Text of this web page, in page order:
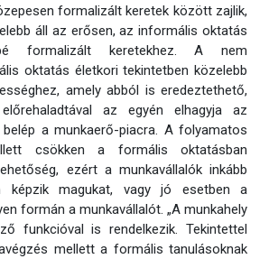
formalizált keretek között zajlik,
áll az erősen, az informális oktatás
formalizált keretekhez. A nem
oktatás életkori tekintetben közelebb
amely abból is eredeztethető,
az egyén elhagyja az
a munkaerő-piacra. A folyamatos
csökken a formális oktatásban
ezért a munkavállalók inkább
képzik magukat, vagy jó esetben a
formán a munkavállalót. „A munkahely
funkcióval is rendelkezik. Tekintettel
mellett a formális tanulásoknak